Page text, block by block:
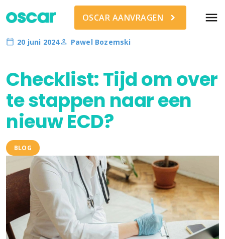
OSCAR AANVRAGEN menu
20 juni 2024 Pawel Bozemski
Checklist: Tijd om over
te stappen naar een
nieuw ECD?
BLOG